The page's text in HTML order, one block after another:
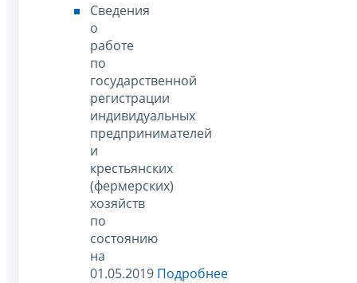
Сведения
о
работе
по
государственной
регистрации
индивидуальных
предпринимателей
и
крестьянских
(фермерских)
хозяйств
по
состоянию
на
01.05.2019 Подробнее